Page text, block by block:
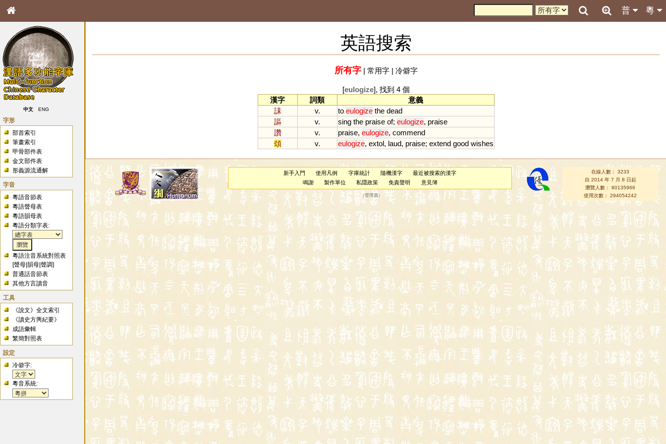
粵
普
中文 ENG
字形
部首索引
筆畫索引
甲骨部件表
金文部件表
形義源流通解
字音
粵語音節表
粵語聲母表
粵語韻母表
粵語分類字表:
粵語注音系統對照表
[聲母 |韻母 |聲調]
普通話音節表
其他方言讀音
工具
《說文》全文索引
《讀史方輿紀要》
成語彙輯
繁簡對照表
設定
冷僻字:
粵音系統:
英語搜索
所有字| 常用字| 冷僻字
[eulogize], 找到 4 個
漢字
詞類
意義
誄
v. to eulogize the dead
謳
v. sing the praise of; eulogize, praise
讚
v. praise, eulogize, commend
頌
v. eulogize, extol, laud, praise; extend good wishes
新手入門 使用凡例 字庫統計 隨機漢字
最近被搜索的漢字
鳴謝
製作單位 私隱政策 免責聲明 意見簿
（管理員 ）
在線人數： 3233
自 2014 年 7 月 8 日起
瀏覽人數： 80135966
使用次數： 294054242